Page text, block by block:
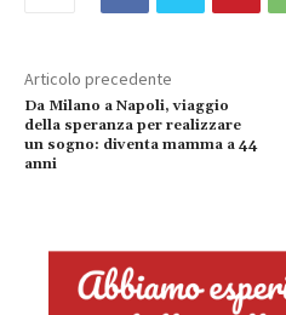
Articolo precedente
Da Milano a Napoli, viaggio
della speranza per realizzare
un sogno: diventa mamma a 44
anni